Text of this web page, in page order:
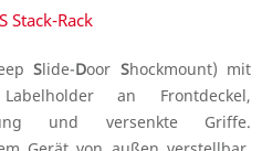
Stack-Rack
Slide-Door Shockmount) mit
an Frontdeckel,
und versenkte Griffe.